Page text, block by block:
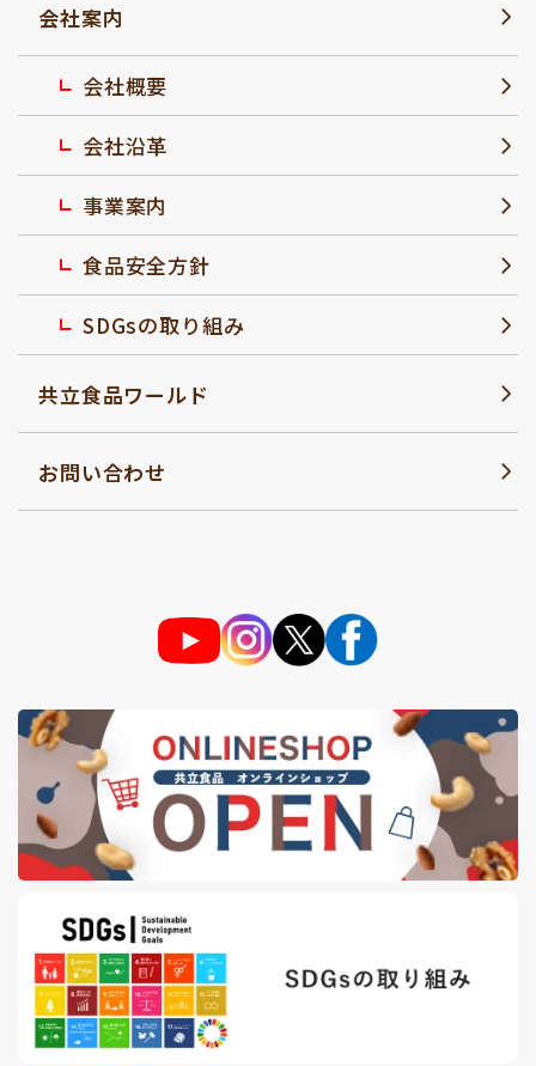
会社案内
会社概要
会社沿革
事業案内
食品安全方針
SDGsの取り組み
共立食品ワールド
お問い合わせ